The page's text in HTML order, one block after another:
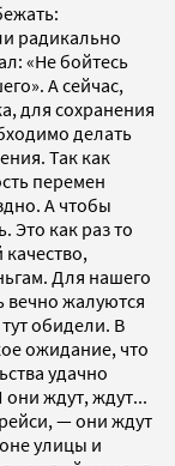
радикально
«Не бойтесь
». А сейчас,
для сохранения
делать
Так как
перемен
А чтобы
Это как раз то
Для нашего
вечно жалуются
обидели. В
ожидание, что
удачно
ждут, ждут...
— они ждут
улицы и